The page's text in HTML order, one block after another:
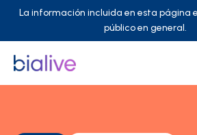
La información incluida en esta página
público en general.